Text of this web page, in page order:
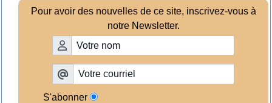
Pour avoir des nouvelles de ce site, inscrivez-vous à
notre Newsletter.
S'abonner